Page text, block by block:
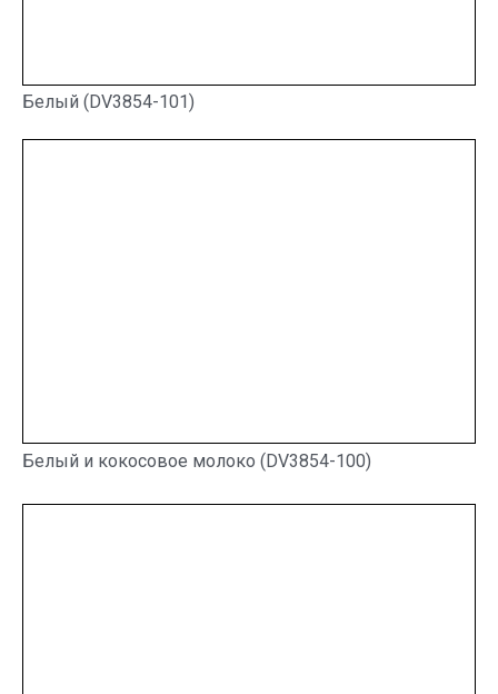
Белый (DV3854-101)
Белый и кокосовое молоко (DV3854-100)